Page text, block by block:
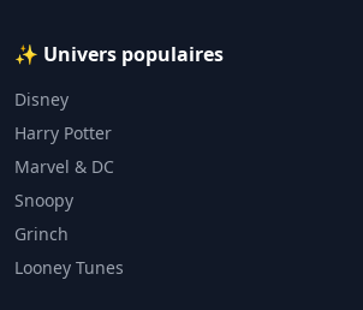
✨ Univers populaires
Disney
Harry Potter
Marvel & DC
Snoopy
Grinch
Looney Tunes